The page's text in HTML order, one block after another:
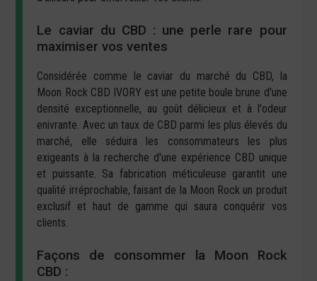
Le caviar du CBD : une perle rare pour
maximiser vos ventes
Considérée comme le caviar du marché du CBD, la
Moon Rock CBD IVORY est une petite boule brune d'une
densité exceptionnelle, au goût délicieux et à l'odeur
enivrante. Avec un taux de CBD parmi les plus élevés du
marché, elle séduira les consommateurs les plus
exigeants à la recherche d'une expérience CBD unique
et puissante. Sa fabrication méticuleuse garantit une
qualité irréprochable, faisant de la Moon Rock un produit
exclusif et haut de gamme qui saura conquérir vos
clients.
Façons de consommer la Moon Rock
CBD :